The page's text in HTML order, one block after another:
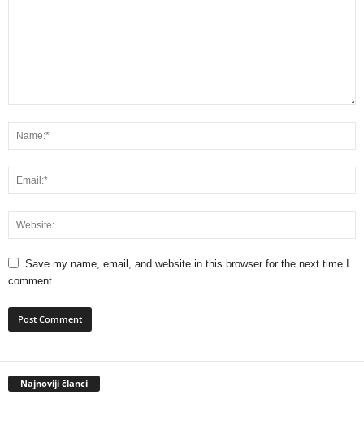
Save my name, email, and website in this browser for the next time I
comment.
Najnoviji članci